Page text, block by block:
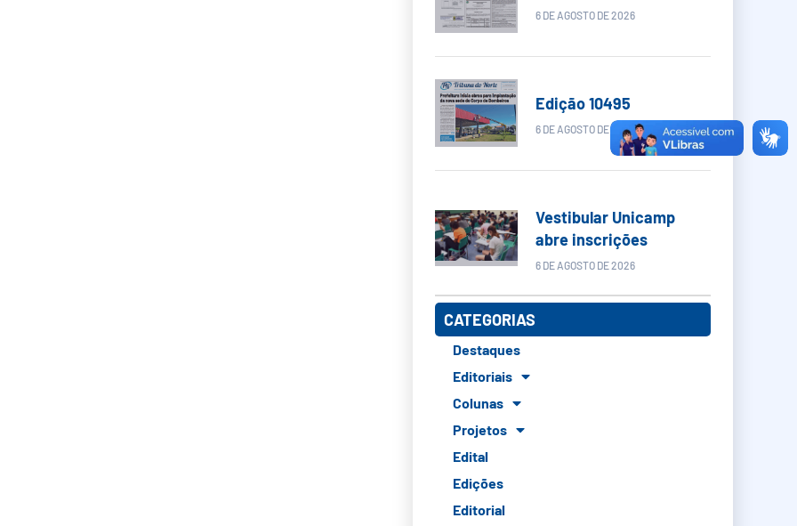
6 DE AGOSTO DE 2026
Edição 10495
6 DE AGOSTO DE 2026
Vestibular Unicamp
abre inscrições
6 DE AGOSTO DE 2026
CATEGORIAS
Destaques
Editoriais
Colunas
Projetos
Edital
Edições
Editorial